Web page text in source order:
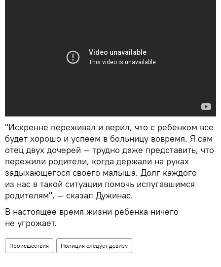
"Искренне переживал и верил, что с ребенком все
будет хорошо и успеем в больницу вовремя. Я сам
отец двух дочерей — трудно даже представить, что
пережили родители, когда держали на руках
задыхающегося своего малыша. Долг каждого
из нас в такой ситуации помочь испугавшимся
родителям", — сказал Дужинас.
В настоящее время жизни ребенка ничего
не угрожает.
Происшествия Полиция следует девизу